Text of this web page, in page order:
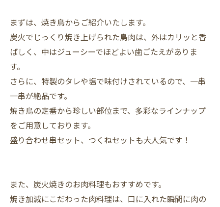
まずは、焼き鳥からご紹介いたします。
炭火でじっくり焼き上げられた鳥肉は、外はカリッと香
ばしく、中はジューシーでほどよい歯ごたえがありま
す。
さらに、特製のタレや塩で味付けされているので、一串
一串が絶品です。
焼き鳥の定番から珍しい部位まで、多彩なラインナップ
をご用意しております。
盛り合わせ串セット、つくねセットも大人気です！
また、炭火焼きのお肉料理もおすすめです。
焼き加減にこだわった肉料理は、口に入れた瞬間に肉の